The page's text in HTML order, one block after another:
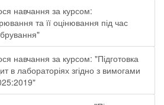
навчання за курсом:
та її оцінювання під час
навчання за курсом: "Підготовка
в лабораторіях згідно з вимогами